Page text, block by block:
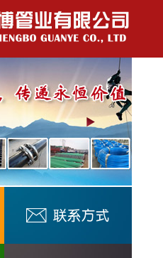
钢丝网骨架聚乙烯盘管
高分子钢丝缠绕耐磨管/高分子
钢编耐磨复合管
瓦斯抽放管/煤矿瓦斯抽放管